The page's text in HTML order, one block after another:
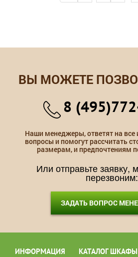
ВЫ МОЖЕТЕ
8
Наши менеджеры, ответят на все
вопросы и помогут рассчитать
размерам, и предпочтениям
Или отправьте заявку,
перезвоним:
ЗАДАТЬ ВОПРОС
ИНФОРМАЦИЯ КАТАЛОГ